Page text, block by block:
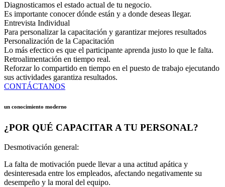
Diagnosticamos el estado actual de tu negocio.
Es importante conocer dónde están y a donde deseas llegar.
Entrevista Individual
Para personalizar la capacitación y garantizar mejores resultados
Personalización de la Capacitación
Lo más efectico es que el participante aprenda justo lo que le falta.
Retroalimentación en tiempo real.
Reforzar lo compartido en tiempo en el puesto de trabajo ejecutando
sus actividades garantiza resultados.
CONTÁCTANOS
un conocimiento moderno
¿POR QUÉ CAPACITAR A TU PERSONAL?
Desmotivación general:
La falta de motivación puede llevar a una actitud apática y
desinteresada entre los empleados, afectando negativamente su
desempeño y la moral del equipo.